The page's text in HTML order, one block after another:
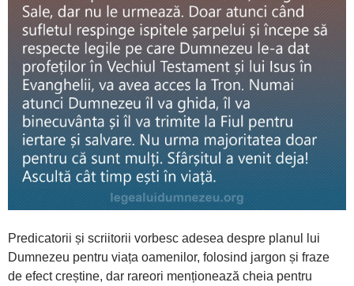
Predicatorii și scriitorii vorbesc adesea despre planul lui
Dumnezeu pentru viața oamenilor, folosind jargon și fraze
de efect creștine, dar rareori menționează cheia pentru